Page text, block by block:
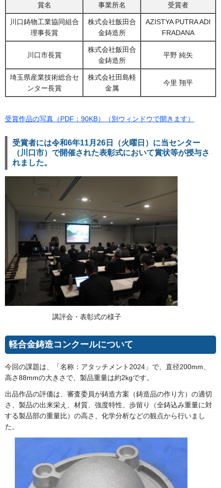
賞名 事業所名 受賞者
川口鋳物工業協同組合
理事長賞
株式会社飯田合
金鋳造所
AZISTYA PUTRA ADI
FRADANA
川口市長賞
株式会社飯田合
金鋳造所
平野 純矢
埼玉県産業技術総合セ
ンター長賞
株式会社田島軽
金属
今里 翔平
受賞作品の写真（PDF：90KB）（別ウィンドウで開きます）
受賞者には令和6年11月26日（火曜日）に当センター
（川口市）で開催された表彰式において賞状等が授与さ
れました。
講評会・表彰式の様子
軽合金鋳造コンクールについて
今回の課題は、「名称：アタッチメント2024」で、直径200mm、
高さ88mmの大きさで、製品重量は約2kgです。
出品作品の評価は、審査委員が鋳造方案（鋳造品の作り方）の適切
さ、製品の出来栄え、材質、強度特性、歩留り（全鋳込み重量に対
する製品部の重量比）の高さ、化学分析などの観点から行いまし
た。